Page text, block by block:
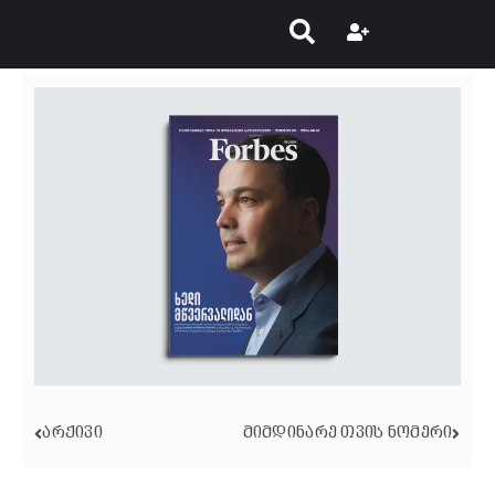
ᲐᲠᲥᲘᲕᲘ ᲛᲘᲛᲓᲘᲜᲐᲠᲔ ᲗᲕᲘᲡ ᲜᲝᲛᲔᲠᲘ